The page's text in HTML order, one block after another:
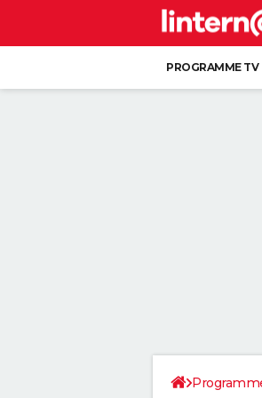
PROGRAMME TV